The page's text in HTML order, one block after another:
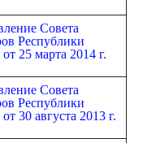
Совета
Республики
от 25 марта 2014 г.
Совета
Республики
30 августа 2013 г.